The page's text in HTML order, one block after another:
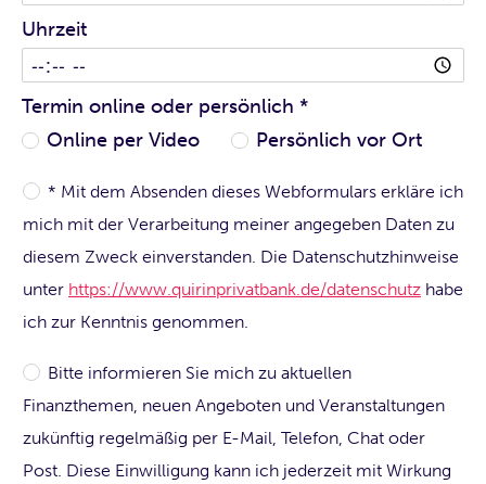
Uhrzeit
Termin online oder persönlich *
Online per Video
Persönlich vor Ort
* Mit dem Absenden dieses Webformulars erkläre ich
mich mit der Verarbeitung meiner angegeben Daten zu
diesem Zweck einverstanden. Die Datenschutzhinweise
unter https://www.quirinprivatbank.de/datenschutz habe
ich zur Kenntnis genommen.
Bitte informieren Sie mich zu aktuellen
Finanzthemen, neuen Angeboten und Veranstaltungen
zukünftig regelmäßig per E-Mail, Telefon, Chat oder
Post. Diese Einwilligung kann ich jederzeit mit Wirkung